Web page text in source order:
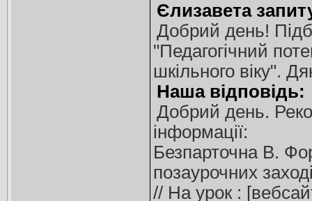
Єлизавета
Добрий день!
"Педагогічний
шкільного віку".
Наша відповідь:
Добрий день.
інформації:
Безпарточна В.
позаурочних
// На урок :